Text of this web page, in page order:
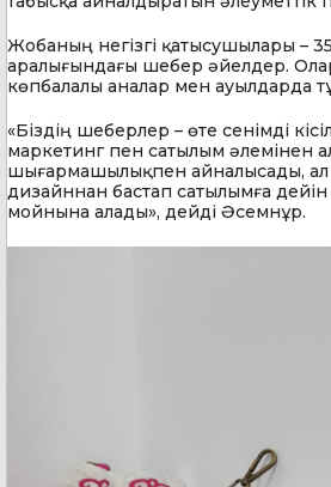
Жобаның негізгі қатысушылары –
аралығындағы шебер әйелдер.
көпбалалы аналар мен ауылдарда
«Біздің шеберлер – өте сенімді
маркетинг пен сатылым әлемінен
шығармашылықпен айналысады, ал
дизайннан бастап сатылымға дейін
мойнына алады», дейді Әсемнұр.